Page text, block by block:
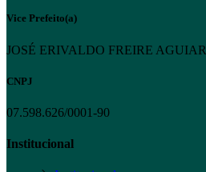
Vice Prefeito(a)
JOSÉ ERIVALDO FREIRE AGUIAR
CNPJ
07.598.626/0001-90
Institucional